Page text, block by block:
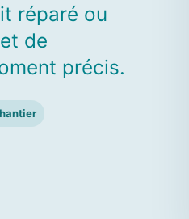
réparé ou
de
précis.